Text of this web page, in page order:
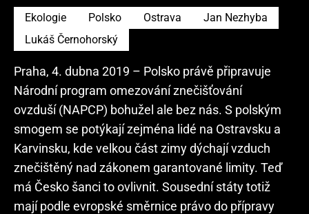
Ekologie Polsko Ostrava
Jan Nezhyba
Lukáš Černohorský
Praha, 4. dubna 2019 – Polsko právě připravuje
Národní program omezování znečišťování
ovzduší (NAPCP) bohužel ale bez nás. S polským
smogem se potýkají zejména lidé na Ostravsku a
Karvinsku, kde velkou část zimy dýchají vzduch
znečištěný nad zákonem garantované limity. Teď
má Česko šanci to ovlivnit. Sousední státy totiž
mají podle evropské směrnice právo do přípravy